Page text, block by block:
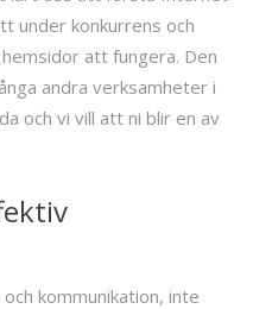
under konkurrens och
att fungera. Den
andra verksamheter i
och vi vill att ni blir en av
kommunikation, inte